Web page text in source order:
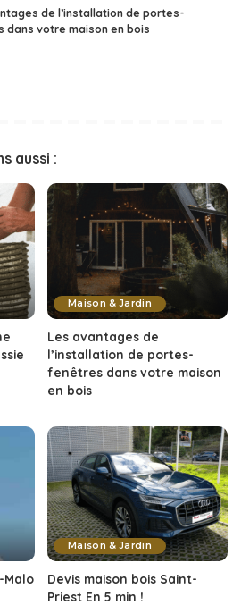
de l’installation de portes-
dans votre maison en bois
aussi :
Maison & Jardin
Les avantages de
l’installation de portes-
fenêtres dans votre maison
en bois
Malo
Maison & Jardin
Devis maison bois Saint-
Priest En 5 min !